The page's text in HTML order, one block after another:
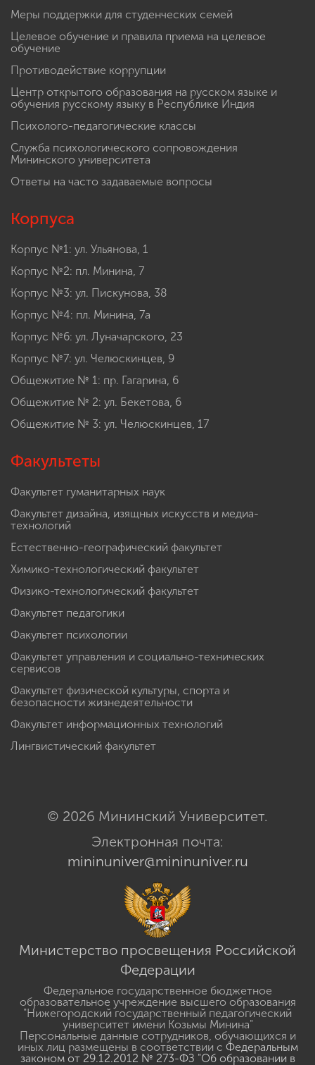
Меры поддержки для студенческих семей
Целевое обучение и правила приема на целевое
обучение
Противодействие коррупции
Центр открытого образования на русском языке и
обучения русскому языку в Республике Индия
Психолого-педагогические классы
Служба психологического сопровождения
Мининского университета
Ответы на часто задаваемые вопросы
Корпуса
Корпус №1: ул. Ульянова, 1
Корпус №2: пл. Минина, 7
Корпус №3: ул. Пискунова, 38
Корпус №4: пл. Минина, 7а
Корпус №6: ул. Луначарского, 23
Корпус №7: ул. Челюскинцев, 9
Общежитие № 1: пр. Гагарина, 6
Общежитие № 2: ул. Бекетова, 6
Общежитие № 3: ул. Челюскинцев, 17
Факультеты
Факультет гуманитарных наук
Факультет дизайна, изящных искусств и медиа-
технологий
Естественно-географический факультет
Химико-технологический факультет
Физико-технологический факультет
Факультет педагогики
Факультет психологии
Факультет управления и социально-технических
сервисов
Факультет физической культуры, спорта и
безопасности жизнедеятельности
Факультет информационных технологий
Лингвистический факультет
© 2026 Мининский Университет.
Электронная почта:
mininuniver@mininuniver.ru
Министерство просвещения Российской
Федерации
Федеральное государственное бюджетное
образовательное учреждение высшего образования
"Нижегородский государственный педагогический
университет имени Козьмы Минина"
Персональные данные сотрудников, обучающихся и
иных лиц размещены в соответствии с Федеральным
законом от 29.12.2012 № 273-ФЗ "Об образовании в